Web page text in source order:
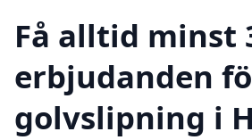
Få alltid minst
erbjudanden
golvslipning i